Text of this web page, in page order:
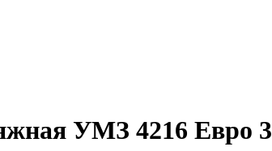
УМЗ 4216 Евро 3